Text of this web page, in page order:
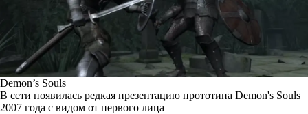
Demon’s Souls
В сети появилась редкая презентацию прототипа Demon's Souls
2007 года с видом от первого лица